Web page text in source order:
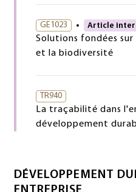
GE1023 Article
Solutions fondées
et la biodiversité
TR940
La traçabilité dans
développement
DÉVELOPPEMENT